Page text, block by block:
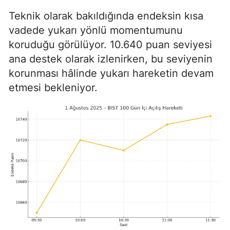
Teknik olarak bakıldığında endeksin kısa
vadede yukarı yönlü momentumunu
koruduğu görülüyor. 10.640 puan seviyesi
ana destek olarak izlenirken, bu seviyenin
korunması hâlinde yukarı hareketin devam
etmesi bekleniyor.